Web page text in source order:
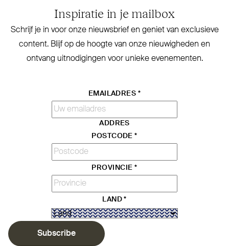
Inspiratie in je mailbox
Schrijf je in voor onze nieuwsbrief en geniet van exclusieve
content. Blijf op de hoogte van onze nieu­wigheden en
ontvang uit­no­digingen voor unieke evenementen.
EMAILADRES *
ADDRES
POSTCODE*
PROVINCIE*
LAND*
Subscribe